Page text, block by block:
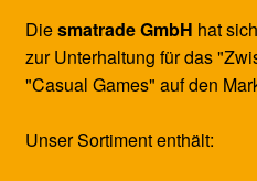
Diesmatrade GmbH hat
zur Unterhaltung für das
"Casual Games" auf den
Unser Sortiment enthält: